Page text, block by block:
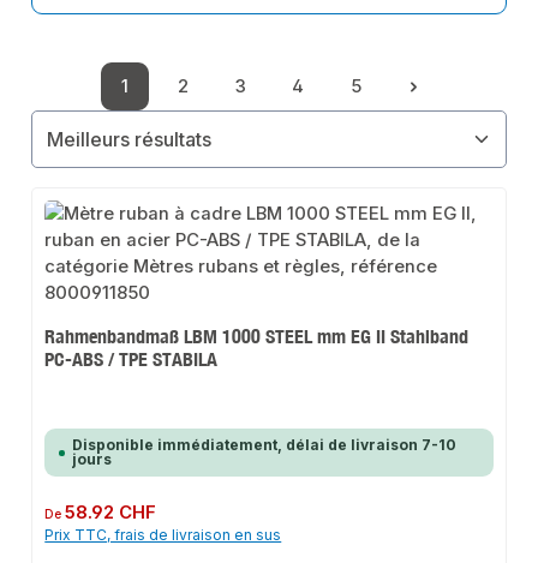
Page
1
Page
2
Page
3
Page
4
Page
5
Rahmenbandmaß LBM 1000 STEEL mm EG II Stahlband
PC-ABS / TPE STABILA
Disponible immédiatement, délai de livraison 7-10
jours
Prix régulier :
De58.92 CHF
Prix TTC, frais de livraison en sus